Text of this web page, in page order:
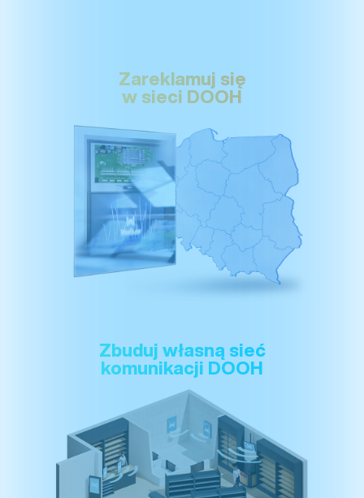
Zareklamuj się
w sieci DOOH
Zbuduj własną sieć
komunikacji DOOH